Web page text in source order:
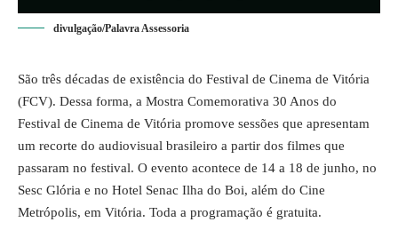
divulgação/Palavra Assessoria
São três décadas de existência do Festival de Cinema de Vitória
(FCV). Dessa forma, a Mostra Comemorativa 30 Anos do
Festival de Cinema de Vitória promove sessões que apresentam
um recorte do audiovisual brasileiro a partir dos filmes que
passaram no festival. O evento acontece de 14 a 18 de junho, no
Sesc Glória e no Hotel Senac Ilha do Boi, além do Cine
Metrópolis, em Vitória. Toda a programação é gratuita.